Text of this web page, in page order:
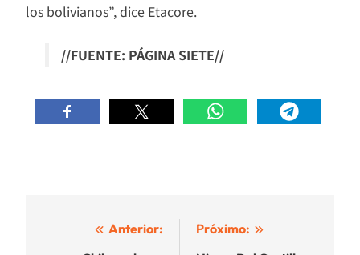
los bolivianos”, dice Etacore.
//FUENTE: PÁGINA SIETE//
Navegación
Anterior:
Próximo: